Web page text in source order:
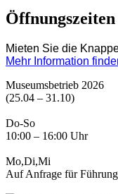
Öffnungszeiten
Mieten Sie die
Mehr Information
Museumsbetrieb 2026
(25.04 – 31.10)
Do-So
10:00 – 16:00 Uhr
Mo,Di,Mi
Auf Anfrage für